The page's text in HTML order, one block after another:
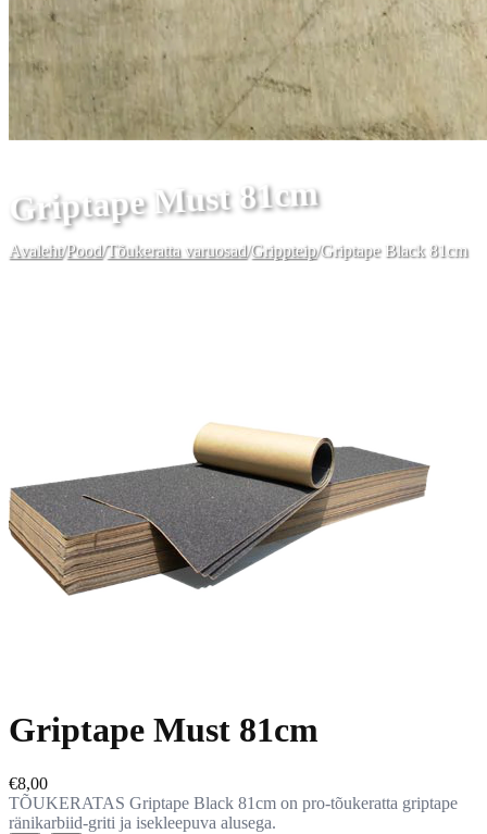
Griptape Must 81cm
Avaleht/Pood/Tõukeratta varuosad/Grippteip/Griptape Black 81cm
Griptape Must 81cm
€8,00
TÕUKERATAS Griptape Black 81cm on pro-tõukeratta griptape
ränikarbiid-griti ja isekleepuva alusega.